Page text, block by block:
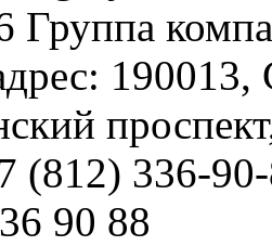
Группа
190013,
(812) 336-
90 88